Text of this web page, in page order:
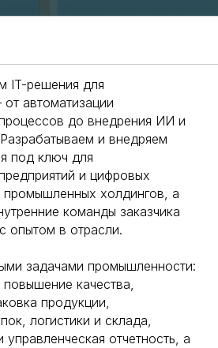
IT-решения для
автоматизации
до внедрения ИИ и
и внедряем
под ключ для
и цифровых
холдингов, а
команды заказчика
опытом в отрасли.
задачами промышленности:
качества,
продукции,
логистики и склада,
отчетность, а